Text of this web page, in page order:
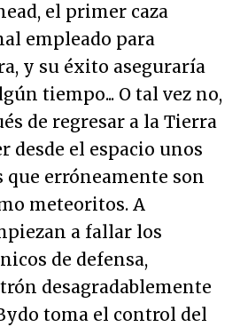
el primer caza
empleado para
y su éxito aseguraría
tiempo... O tal vez no,
de regresar a la Tierra
desde el espacio unos
que erróneamente son
meteoritos. A
a fallar los
de defensa,
desagradablemente
toma el control del